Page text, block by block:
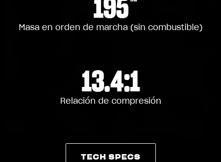
195
Masa en orden de marcha (sin combustible)
13.4:1
Relación de compresión
TECH SPECS